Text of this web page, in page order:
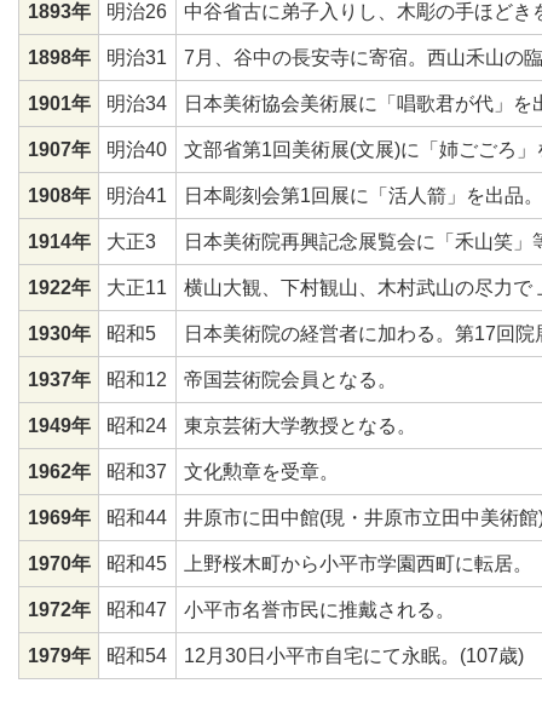
1893年 明治26 中谷省古に弟子入りし、木彫の手ほどき
1898年 明治31 7月、谷中の長安寺に寄宿。西山禾山の
1901年 明治34 日本美術協会美術展に「唱歌君が代」を
1907年 明治40 文部省第1回美術展(文展)に「姉ごごろ
1908年 明治41 日本彫刻会第1回展に「活人箭」を出品
1914年 大正3 日本美術院再興記念展覧会に「禾山笑
1922年 大正11 横山大観、下村観山、木村武山の尽力で
1930年 昭和5 日本美術院の経営者に加わる。第17回
1937年 昭和12 帝国芸術院会員となる。
1949年 昭和24 東京芸術大学教授となる。
1962年 昭和37 文化勲章を受章。
1969年 昭和44 井原市に田中館(現・井原市立田中美術
1970年 昭和45 上野桜木町から小平市学園西町に転居。
1972年 昭和47 小平市名誉市民に推戴される。
1979年 昭和54 12月30日小平市自宅にて永眠。(107歳)